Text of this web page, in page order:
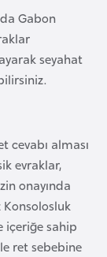
Gabon
seyahat
cevabı alması
evraklar,
onayında
Konsolosluk
içeriğe sahip
ret sebebine